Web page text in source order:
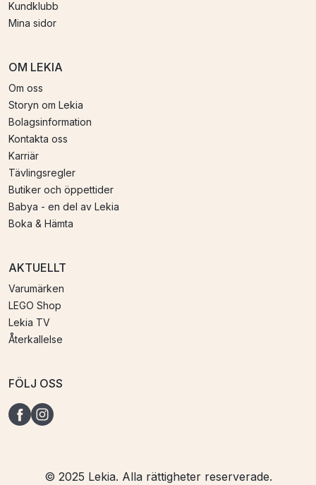
Kundklubb
Mina sidor
OM LEKIA
Om oss
Storyn om Lekia
Bolagsinformation
Kontakta oss
Karriär
Tävlingsregler
Butiker och öppettider
Babya - en del av Lekia
Boka & Hämta
AKTUELLT
Varumärken
LEGO Shop
Lekia TV
Återkallelse
FÖLJ OSS
© 2025 Lekia. Alla rättigheter reserverade.